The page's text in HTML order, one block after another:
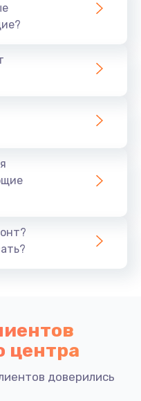
центра
доверились